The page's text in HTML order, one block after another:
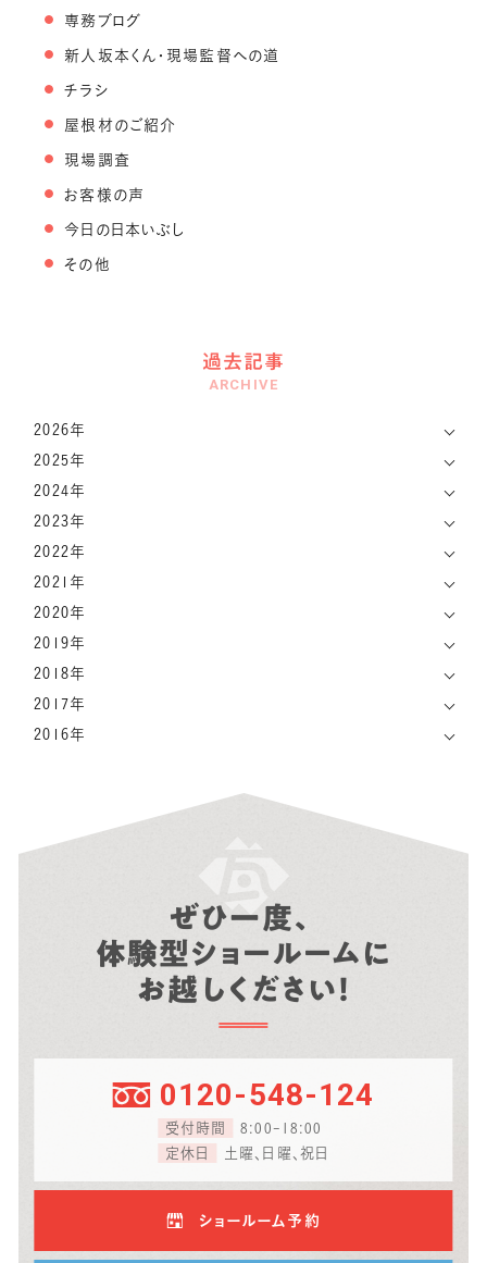
専務ブログ
新人坂本くん・現場監督への道
チラシ
屋根材のご紹介
現場調査
お客様の声
今日の日本いぶし
その他
過去記事
ARCHIVE
2026年
2025年
2024年
2023年
2022年
2021年
2020年
2019年
2018年
2017年
2016年
ぜひ一度、
体験型ショールームに
お越しください！
0120-548-124
受付時間
8:00-18:00
定休日
土曜、日曜、祝日
ショールーム予約